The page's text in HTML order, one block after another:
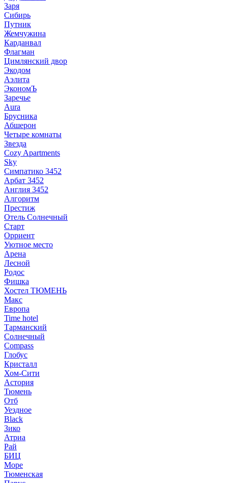
Заря
Сибирь
Путник
Жемчужина
Карданвал
Флагман
Цимлянский двор
Экодом
Аэлита
ЭкономЪ
Заречье
Aura
Брусника
Абшерон
Четыре комнаты
Звезда
Cozy Apartments
Sky
Симпатико 3452
Арбат 3452
Англия 3452
Алгоритм
Престиж
Отель Солнечный
Старт
Орриент
Уютное место
Арена
Лесной
Родос
Фишка
Хостел ТЮМЕНЬ
Макс
Европа
Time hotel
Тарманский
Солнечный
Compass
Глобус
Кристалл
Хом-Сити
Астория
Тюмень
Отб
Уездное
Black
Зико
Атриа
Рай
БИЦ
Море
Тюменская